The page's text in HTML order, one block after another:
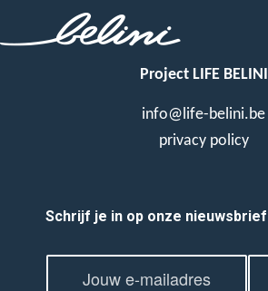
Project LIFE BELINI
info@life-belini.be
privacy policy
Schrijf je in op onze nieuwsbrief
E